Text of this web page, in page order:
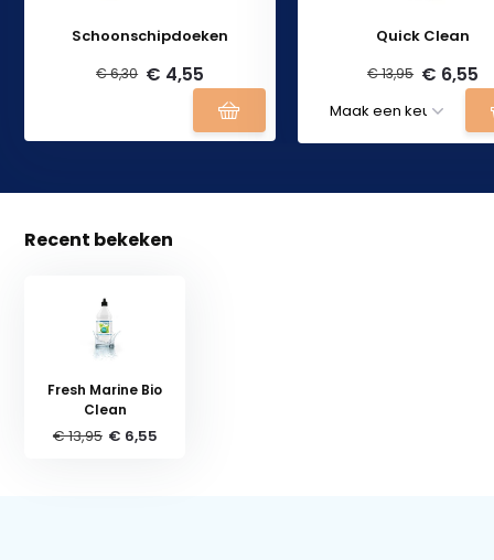
Schoonschipdoeken
€ 6,30 € 4,55
Quick Clean
€ 13,95 € 6,55
Recent bekeken
Fresh Marine Bio
Clean
€ 13,95 € 6,55